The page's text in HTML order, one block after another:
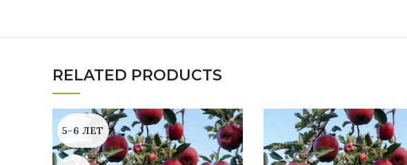
RELATED PRODUCTS
5-6 ЛЕТ